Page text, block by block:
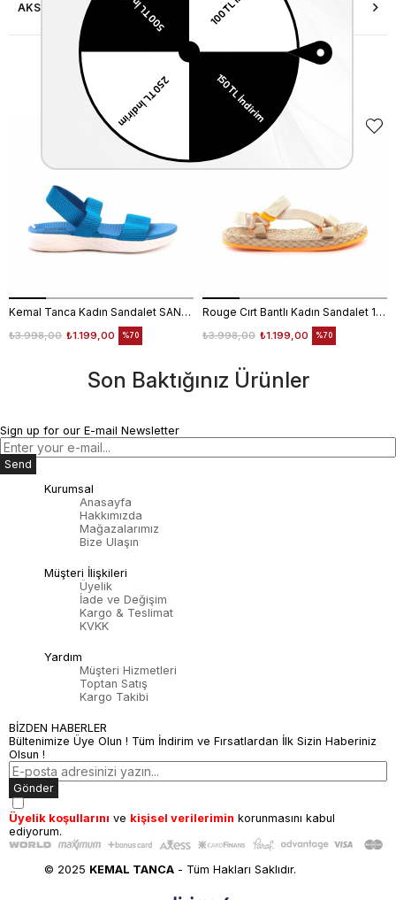
AKSESUAR ONARIMI
Similar Items
Kemal Tanca Kadın Sandalet SANDALET
₺1.199,00
₺3.998,00 %70
Rouge Cırt Bantlı Kadın Sandalet 1001
₺1.199,00
₺3.998,00 %70
Son Baktığınız Ürünler
Sign up for our E-mail Newsletter
Send
Kurumsal
Anasayfa
Hakkımızda
Mağazalarımız
Bize Ulaşın
Müşteri İlişkileri
Üyelik
İade ve Değişim
Kargo & Teslimat
KVKK
Yardım
Müşteri Hizmetleri
Toptan Satış
Kargo Takibi
BİZDEN HABERLER
Bültenimize Üye Olun ! Tüm İndirim ve Fırsatlardan İlk Sizin Haberiniz
Olsun !
Gönder
Üyelik koşullarını ve kişisel verilerimin korunmasını kabul
ediyorum.
© 2025 KEMAL TANCA - Tüm Hakları Saklıdır.